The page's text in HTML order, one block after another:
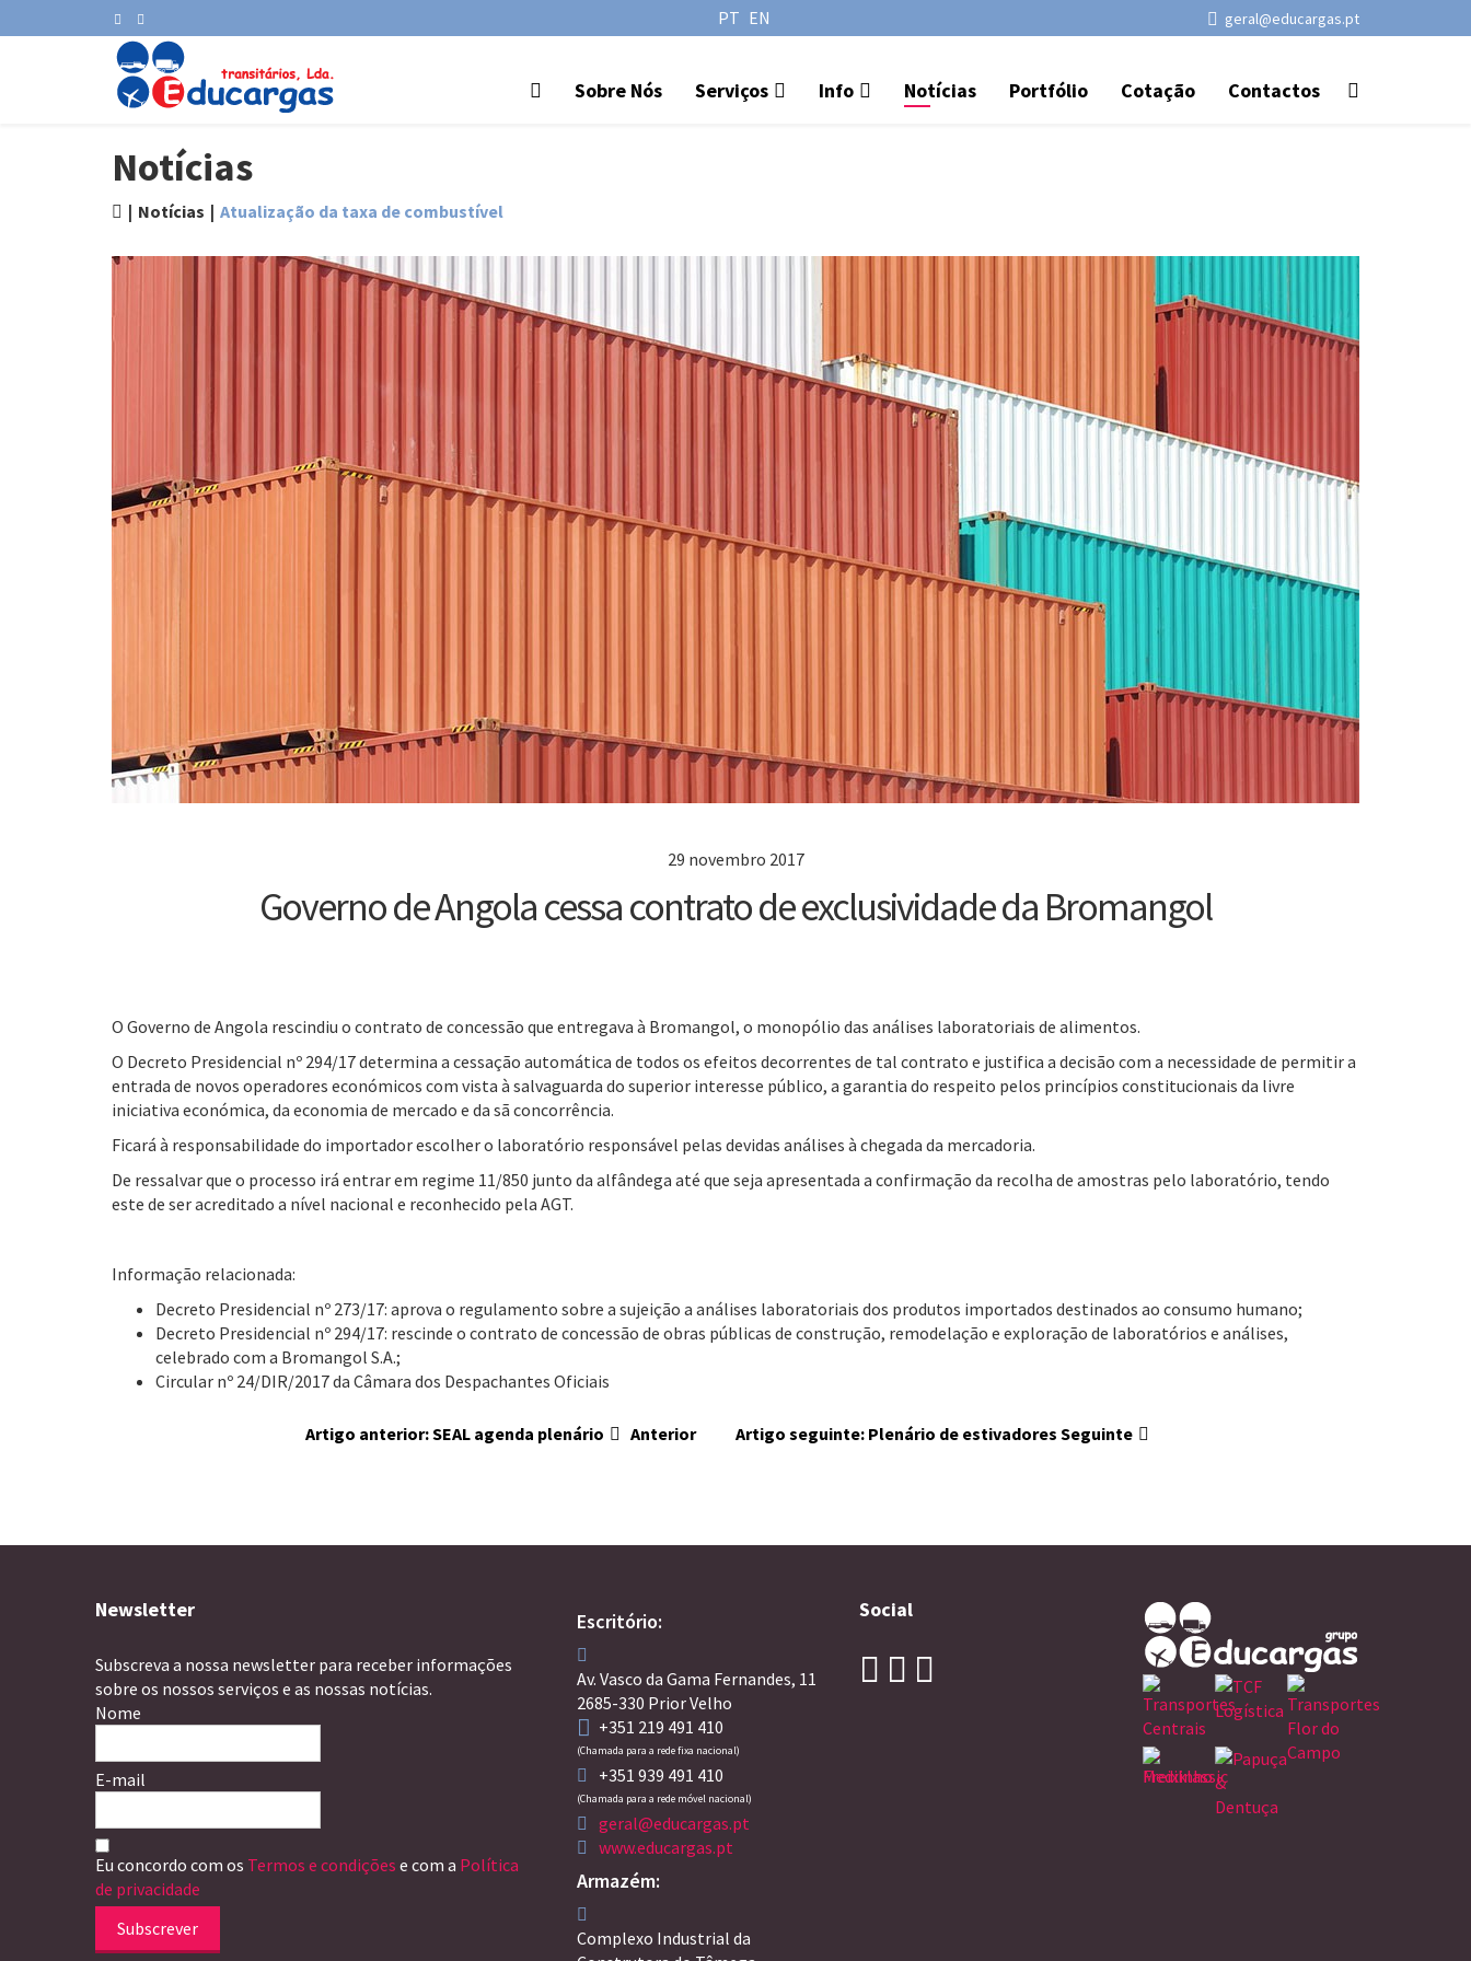
PT EN geral@educargas.pt
Sobre Nós Serviços Info Notícias Portfólio Cotação Contactos
Notícias
Notícias Atualização da taxa de combustível
29 novembro 2017
Governo de Angola cessa contrato de exclusividade da Bromangol
O Governo de Angola rescindiu o contrato de concessão que entregava à Bromangol, o monopólio das análises laboratoriais de alimentos.
O Decreto Presidencial nº 294/17 determina a cessação automática de todos os efeitos decorrentes de tal contrato e justifica a decisão com a necessidade de permitir a
entrada de novos operadores económicos com vista à salvaguarda do superior interesse público, a garantia do respeito pelos princípios constitucionais da livre
iniciativa económica, da economia de mercado e da sã concorrência.
Ficará à responsabilidade do importador escolher o laboratório responsável pelas devidas análises à chegada da mercadoria.
De ressalvar que o processo irá entrar em regime 11/850 junto da alfândega até que seja apresentada a confirmação da recolha de amostras pelo laboratório, tendo
este de ser acreditado a nível nacional e reconhecido pela AGT.
Informação relacionada:
Decreto Presidencial nº 273/17: aprova o regulamento sobre a sujeição a análises laboratoriais dos produtos importados destinados ao consumo humano;
Decreto Presidencial nº 294/17: rescinde o contrato de concessão de obras públicas de construção, remodelação e exploração de laboratórios e análises,
celebrado com a Bromangol S.A.;
Circular nº 24/DIR/2017 da Câmara dos Despachantes Oficiais
Artigo anterior: SEAL agenda plenário Anterior Artigo seguinte: Plenário de estivadores Seguinte
Newsletter
Subscreva a nossa newsletter para receber informações
sobre os nossos serviços e as nossas notícias.
Nome
E-mail
Eu concordo com os Termos e condições e com a Política
de privacidade
Subscrever
Escritório:
Av. Vasco da Gama Fernandes, 11
2685-330 Prior Velho
+351 219 491 410
(Chamada para a rede fixa nacional)
+351 939 491 410
(Chamada para a rede móvel nacional)
geral@educargas.pt
www.educargas.pt
Armazém:
Complexo Industrial da
Social